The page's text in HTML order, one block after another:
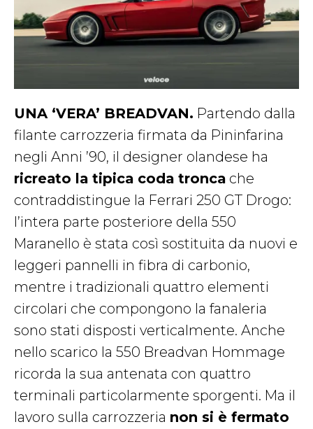
UNA ‘VERA’ BREADVAN. Partendo dalla
filante carrozzeria firmata da Pininfarina
negli Anni ’90, il designer olandese ha
ricreato la tipica coda tronca che
contraddistingue la Ferrari 250 GT Drogo:
l’intera parte posteriore della 550
Maranello è stata così sostituita da nuovi e
leggeri pannelli in fibra di carbonio,
mentre i tradizionali quattro elementi
circolari che compongono la fanaleria
sono stati disposti verticalmente. Anche
nello scarico la 550 Breadvan Hommage
ricorda la sua antenata con quattro
terminali particolarmente sporgenti. Ma il
lavoro sulla carrozzeria non si è fermato